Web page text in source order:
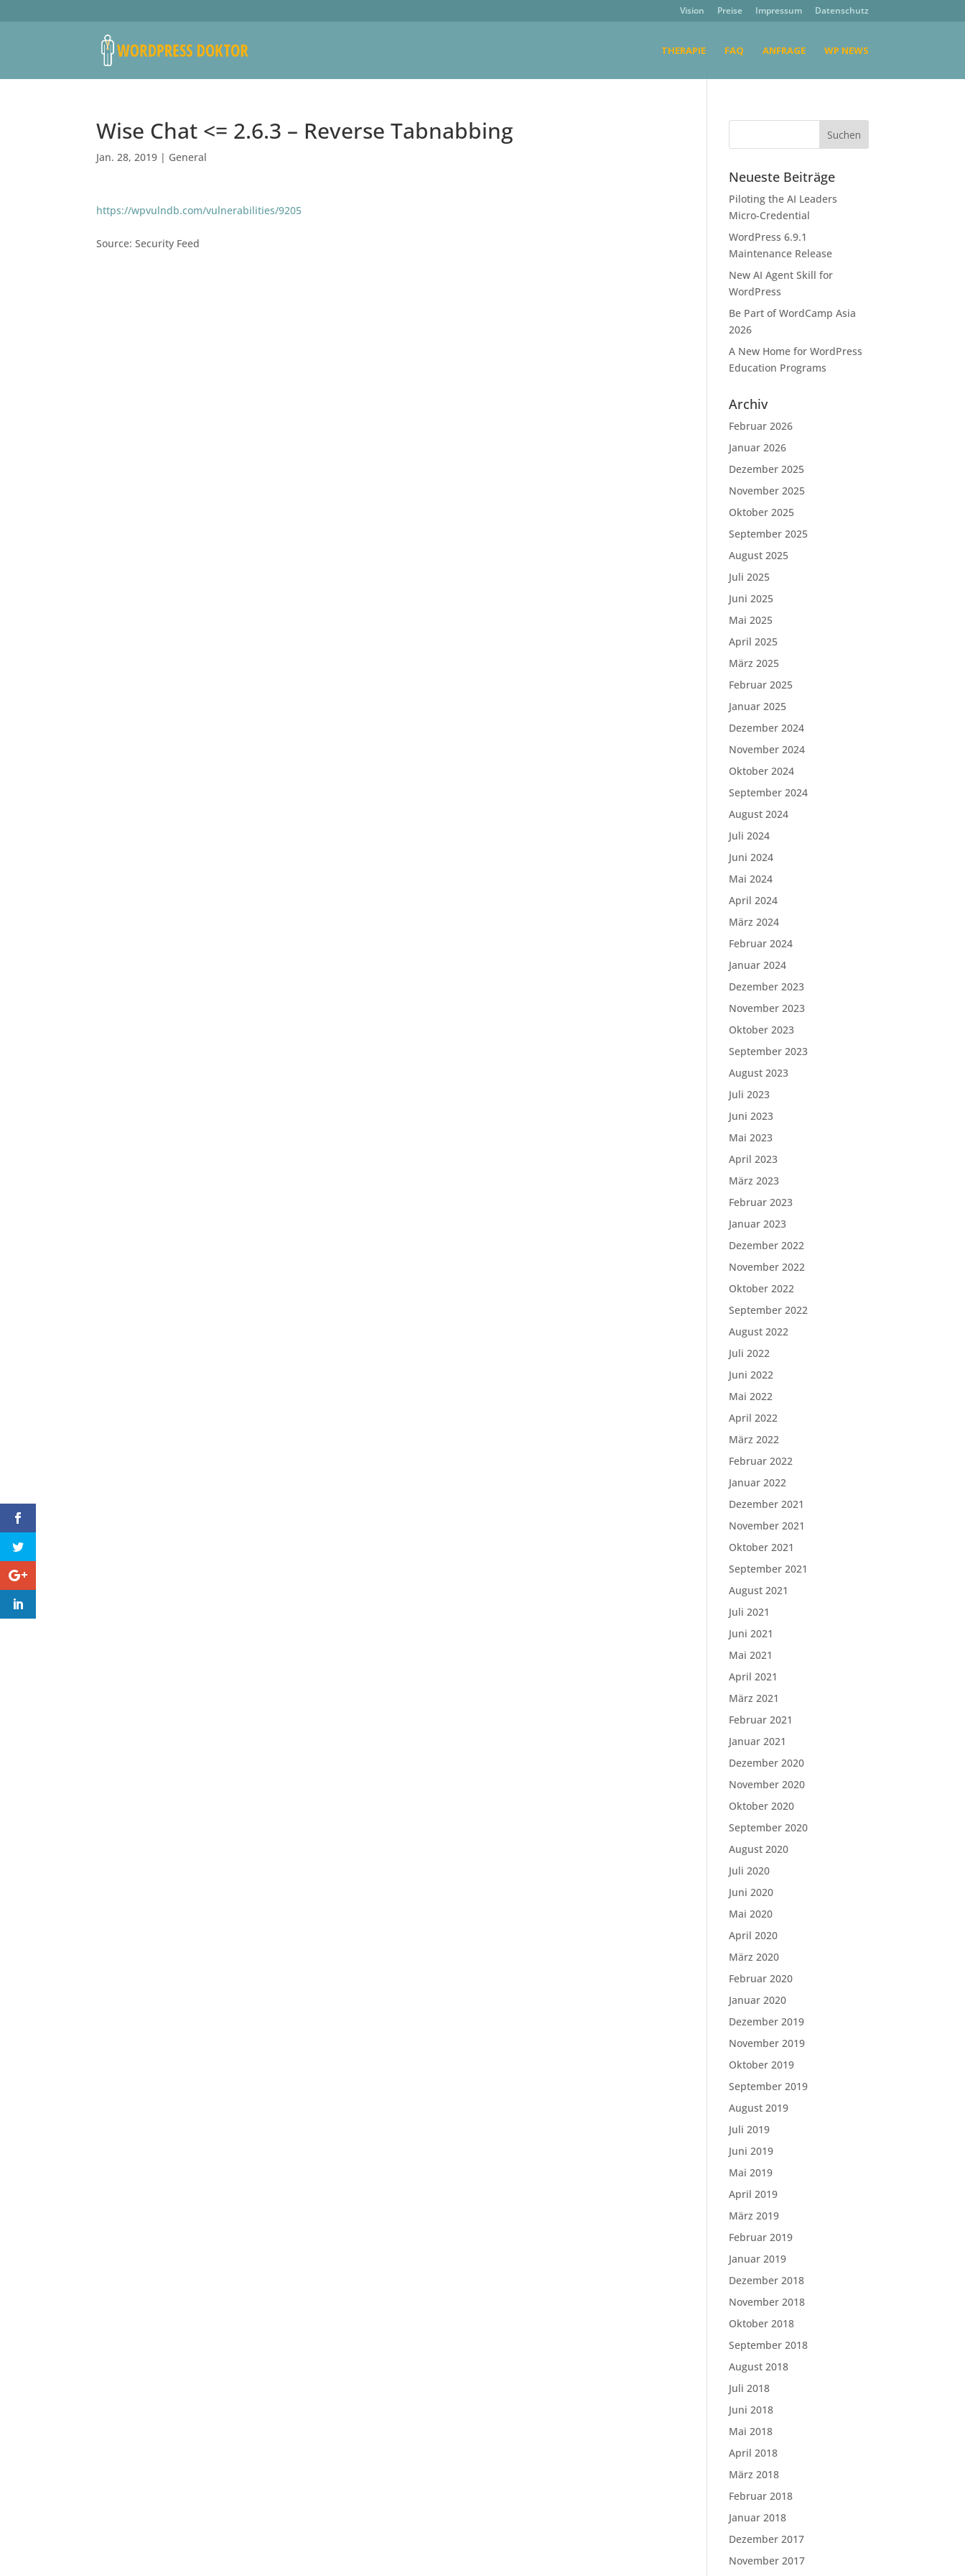
Vision Preise Impressum Datenschutz
THERAPIE FAQ ANFRAGE WP NEWS
Wise Chat <= 2.6.3 – Reverse Tabnabbing
Jan. 28, 2019 | General
https://wpvulndb.com/vulnerabilities/9205
Source: Security Feed
Neueste Beiträge
Piloting the AI Leaders
Micro-Credential
WordPress 6.9.1
Maintenance Release
New AI Agent Skill for
WordPress
Be Part of WordCamp Asia
2026
A New Home for WordPress
Education Programs
Archiv
Februar 2026
Januar 2026
Dezember 2025
November 2025
Oktober 2025
September 2025
August 2025
Juli 2025
Juni 2025
Mai 2025
April 2025
März 2025
Februar 2025
Januar 2025
Dezember 2024
November 2024
Oktober 2024
September 2024
August 2024
Juli 2024
Juni 2024
Mai 2024
April 2024
März 2024
Februar 2024
Januar 2024
Dezember 2023
November 2023
Oktober 2023
September 2023
August 2023
Juli 2023
Juni 2023
Mai 2023
April 2023
März 2023
Februar 2023
Januar 2023
Dezember 2022
November 2022
Oktober 2022
September 2022
August 2022
Juli 2022
Juni 2022
Mai 2022
April 2022
März 2022
Februar 2022
Januar 2022
Dezember 2021
November 2021
Oktober 2021
September 2021
August 2021
Juli 2021
Juni 2021
Mai 2021
April 2021
März 2021
Februar 2021
Januar 2021
Dezember 2020
November 2020
Oktober 2020
September 2020
August 2020
Juli 2020
Juni 2020
Mai 2020
April 2020
März 2020
Februar 2020
Januar 2020
Dezember 2019
November 2019
Oktober 2019
September 2019
August 2019
Juli 2019
Juni 2019
Mai 2019
April 2019
März 2019
Februar 2019
Januar 2019
Dezember 2018
November 2018
Oktober 2018
September 2018
August 2018
Juli 2018
Juni 2018
Mai 2018
April 2018
März 2018
Februar 2018
Januar 2018
Dezember 2017
November 2017